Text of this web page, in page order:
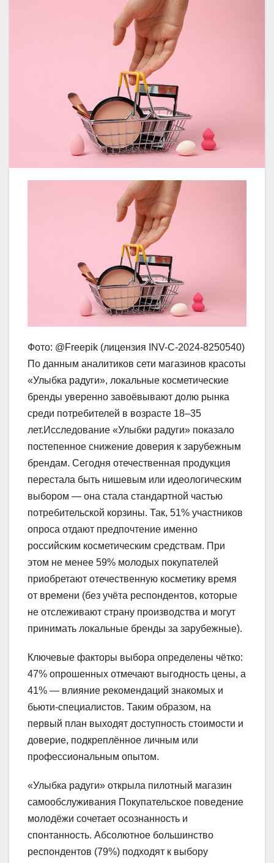
Фото: @Freepik (лицензия INV-C-2024-8250540)
По данным аналитиков сети магазинов красоты
«Улыбка радуги», локальные косметические
бренды уверенно завоёвывают долю рынка
среди потребителей в возрасте 18–35
лет.Исследование «Улыбки радуги» показало
постепенное снижение доверия к зарубежным
брендам. Сегодня отечественная продукция
перестала быть нишевым или идеологическим
выбором — она стала стандартной частью
потребительской корзины. Так, 51% участников
опроса отдают предпочтение именно
российским косметическим средствам. При
этом не менее 59% молодых покупателей
приобретают отечественную косметику время
от времени (без учёта респондентов, которые
не отслеживают страну производства и могут
принимать локальные бренды за зарубежные).
Ключевые факторы выбора определены чётко:
47% опрошенных отмечают выгодность цены, а
41% — влияние рекомендаций знакомых и
бьюти‑специалистов. Таким образом, на
первый план выходят доступность стоимости и
доверие, подкреплённое личным или
профессиональным опытом.
«Улыбка радуги» открыла пилотный магазин
самообслуживания Покупательское поведение
молодёжи сочетает осознанность и
спонтанность. Абсолютное большинство
респондентов (79%) подходят к выбору